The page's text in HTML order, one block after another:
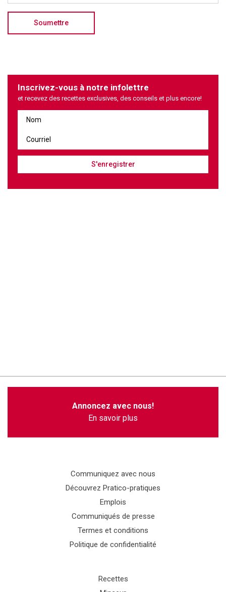
Inscrivez-vous à notre infolettre
et recevez des recettes exclusives, des conseils et plus encore!
Annoncez avec nous!
En savoir plus
Communiquez avec nous
Découvrez Pratico-pratiques
Emplois
Communiqués de presse
Termes et conditions
Politique de confidentialité
Recettes